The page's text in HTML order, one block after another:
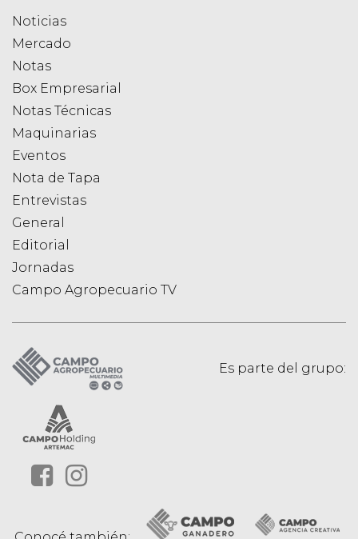
Noticias
Mercado
Notas
Box Empresarial
Notas Técnicas
Maquinarias
Eventos
Nota de Tapa
Entrevistas
General
Editorial
Jornadas
Campo Agropecuario TV
Es parte del grupo: